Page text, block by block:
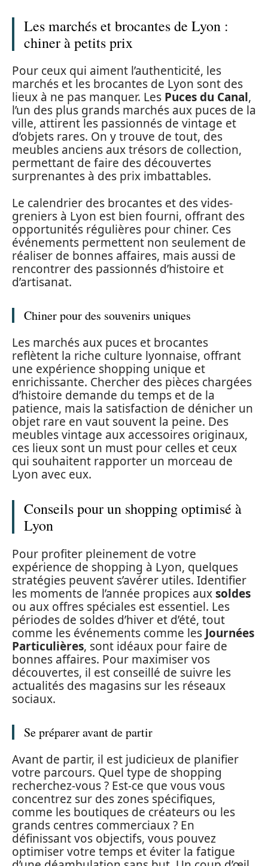
Les marchés et brocantes de Lyon :
chiner à petits prix
Pour ceux qui aiment l’authenticité, les
marchés et les brocantes de Lyon sont des
lieux à ne pas manquer. Les Puces du Canal,
l’un des plus grands marchés aux puces de la
ville, attirent les passionnés de vintage et
d’objets rares. On y trouve de tout, des
meubles anciens aux trésors de collection,
permettant de faire des découvertes
surprenantes à des prix imbattables.
Le calendrier des brocantes et des vides-
greniers à Lyon est bien fourni, offrant des
opportunités régulières pour chiner. Ces
événements permettent non seulement de
réaliser de bonnes affaires, mais aussi de
rencontrer des passionnés d’histoire et
d’artisanat.
Chiner pour des souvenirs uniques
Les marchés aux puces et brocantes
reflètent la riche culture lyonnaise, offrant
une expérience shopping unique et
enrichissante. Chercher des pièces chargées
d’histoire demande du temps et de la
patience, mais la satisfaction de dénicher un
objet rare en vaut souvent la peine. Des
meubles vintage aux accessoires originaux,
ces lieux sont un must pour celles et ceux
qui souhaitent rapporter un morceau de
Lyon avec eux.
Conseils pour un shopping optimisé à
Lyon
Pour profiter pleinement de votre
expérience de shopping à Lyon, quelques
stratégies peuvent s’avérer utiles. Identifier
les moments de l’année propices auxsoldes
ou aux offres spéciales est essentiel. Les
périodes de soldes d’hiver et d’été, tout
comme les événements comme les Journées
Particulières, sont idéaux pour faire de
bonnes affaires. Pour maximiser vos
découvertes, il est conseillé de suivre les
actualités des magasins sur les réseaux
sociaux.
Se préparer avant de partir
Avant de partir, il est judicieux de planifier
votre parcours. Quel type de shopping
recherchez-vous ? Est-ce que vous vous
concentrez sur des zones spécifiques,
comme les boutiques de créateurs ou les
grands centres commerciaux ? En
définissant vos objectifs, vous pouvez
optimiser votre temps et éviter la fatigue